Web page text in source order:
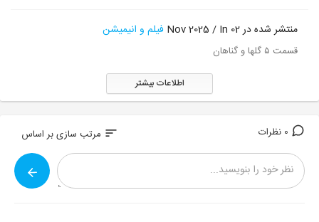
منتشر شده در 02 Nov 2025 / In فیلم و انیمیشن
قسمت ۵ گلها و گناهان
اطلاعات بیشتر
sort مرتب سازی بر اساس